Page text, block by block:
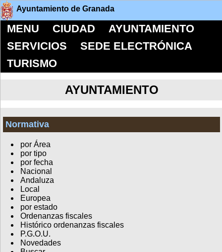
Ayuntamiento de Granada
MENU CIUDAD
AYUNTAMIENTO
SERVICIOS
SEDE ELECTRÓNICA
TURISMO
AYUNTAMIENTO
Normativa
por Área
por tipo
por fecha
Nacional
Andaluza
Local
Europea
por estado
Ordenanzas fiscales
Histórico ordenanzas fiscales
P.G.O.U.
Novedades